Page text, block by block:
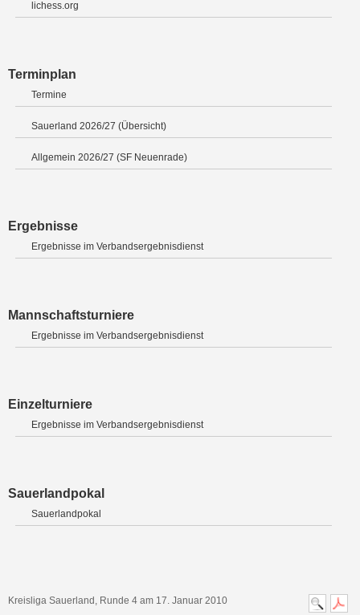
lichess.org
Terminplan
Termine
Sauerland 2026/27 (Übersicht)
Allgemein 2026/27 (SF Neuenrade)
Ergebnisse
Ergebnisse im Verbandsergebnisdienst
Mannschaftsturniere
Ergebnisse im Verbandsergebnisdienst
Einzelturniere
Ergebnisse im Verbandsergebnisdienst
Sauerlandpokal
Sauerlandpokal
Kreisliga Sauerland, Runde 4 am 17. Januar 2010